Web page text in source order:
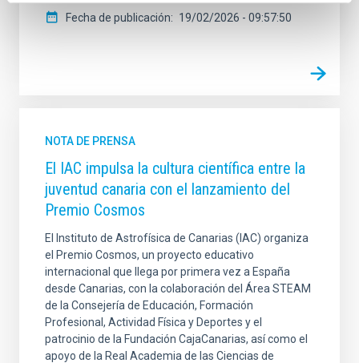
Fecha de publicación 19/02/2026 - 09:57:50
NOTA DE PRENSA
El IAC impulsa la cultura científica entre la
juventud canaria con el lanzamiento del
Premio Cosmos
El Instituto de Astrofísica de Canarias (IAC) organiza
el Premio Cosmos, un proyecto educativo
internacional que llega por primera vez a España
desde Canarias, con la colaboración del Área STEAM
de la Consejería de Educación, Formación
Profesional, Actividad Física y Deportes y el
patrocinio de la Fundación CajaCanarias, así como el
apoyo de la Real Academia de las Ciencias de